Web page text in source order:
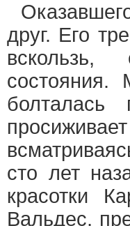
друг. Его
вскользь,
состояния.
сто лет
красотки
Вальдес,